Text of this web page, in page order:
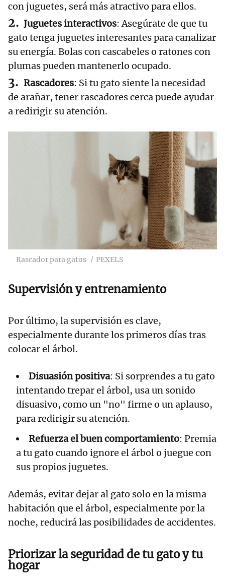
con juguetes, será más atractivo para ellos.
Juguetes interactivos: Asegúrate de que tu
gato tenga juguetes interesantes para canalizar
su energía. Bolas con cascabeles o ratones con
plumas pueden mantenerlo ocupado.
Rascadores: Si tu gato siente la necesidad
de arañar, tener rascadores cerca puede ayudar
a redirigir su atención.
Rascador para gatos PEXELS
Supervisión y entrenamiento
Por último, la supervisión es clave,
especialmente durante los primeros días tras
colocar el árbol.
Disuasión positiva: Si sorprendes a tu gato
intentando trepar el árbol, usa un sonido
disuasivo, como un "no" firme o un aplauso,
para redirigir su atención.
Refuerza el buen comportamiento: Premia
a tu gato cuando ignore el árbol o juegue con
sus propios juguetes.
Además, evitar dejar al gato solo en la misma
habitación que el árbol, especialmente por la
noche, reducirá las posibilidades de accidentes.
Priorizar la seguridad de tu gato y tu
hogar